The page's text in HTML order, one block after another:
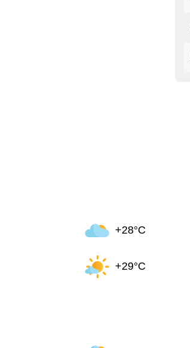
+28°C
+29°C